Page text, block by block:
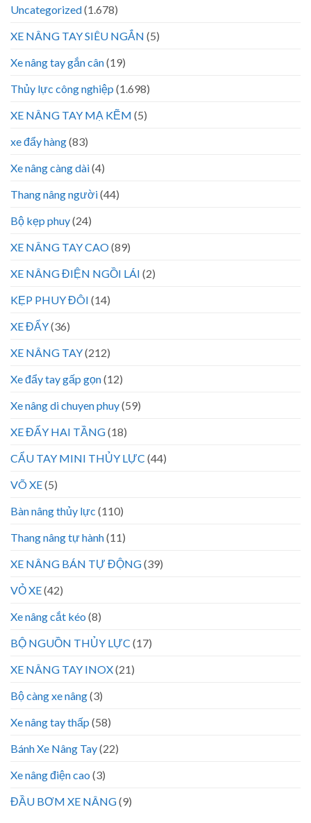
Uncategorized(1.678)
XE NÂNG TAY SIÊU NGẮN (5)
Xe nâng tay gắn cân(19)
Thủy lực công nghiệp (1.698)
XE NÂNG TAY MẠ KẼM (5)
xe đẩy hàng(83)
Xe nâng càng dài(4)
Thang nâng người(44)
Bộ kẹp phuy(24)
XE NÂNG TAY CAO(89)
XE NÂNG ĐIỆN NGỒI LÁI (2)
KẸP PHUY ĐÔI (14)
XE ĐẨY(36)
XE NÂNG TAY(212)
Xe đẩy tay gấp gọn(12)
Xe nâng di chuyen phuy(59)
XE ĐẨY HAI TẦNG(18)
CẨU TAY MINI THỦY LỰC (44)
VÕ XE(5)
Bàn nâng thủy lực (110)
Thang nâng tự hành(11)
XE NÂNG BÁN TỰ ĐỘNG(39)
VỎ XE(42)
Xe nâng cắt kéo (8)
BỘ NGUỒN THỦY LỰC (17)
XE NÂNG TAY INOX(21)
Bộ càng xe nâng(3)
Xe nâng tay thấp (58)
Bánh Xe Nâng Tay(22)
Xe nâng điện cao (3)
ĐẦU BƠM XE NÂNG(9)